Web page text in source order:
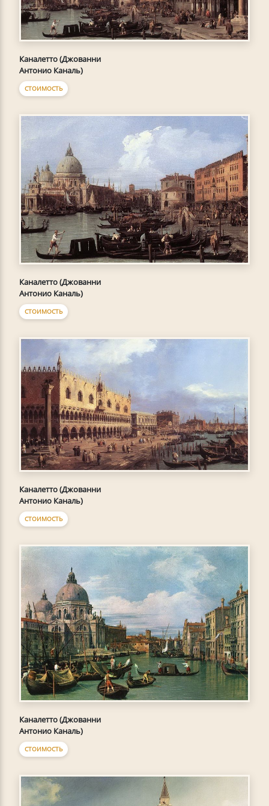
Каналетто (Джованни
Антонио Каналь)
СТОИМОСТЬ
Каналетто (Джованни
Антонио Каналь)
СТОИМОСТЬ
Каналетто (Джованни
Антонио Каналь)
СТОИМОСТЬ
Каналетто (Джованни
Антонио Каналь)
СТОИМОСТЬ